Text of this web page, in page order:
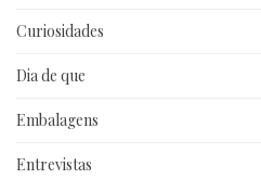
Curiosidades
Dia de que
Embalagens
Entrevistas